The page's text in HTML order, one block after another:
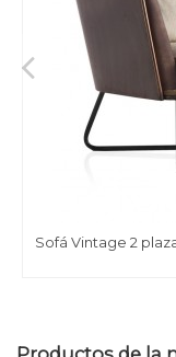
Sofá Vintage 2